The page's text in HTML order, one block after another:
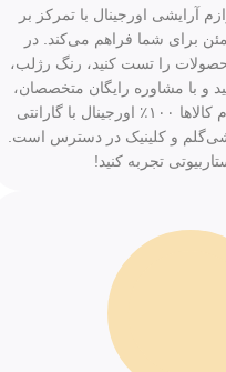
آرایشی اورجینال با تمرکز بر
برای شما فراهم می‌کند. در
را تست کنید، رنگ رژلب،
و با مشاوره رایگان متخصصان،
انتخابی دقیق و مناسب داشته باشید. تمام کالاها ۱۰۰٪ اورجینال با گارانتی
شی‌گلم و کلینیک در دسترس است.
تجربه کنید!